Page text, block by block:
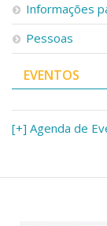
Informações
Pessoas
EVENTOS
[+] Agenda de